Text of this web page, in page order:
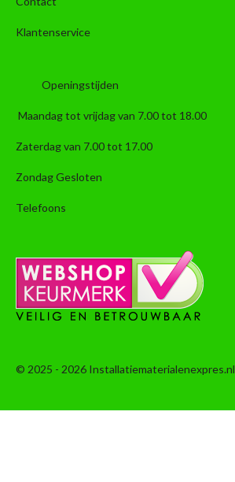
Klantenservice
Openingstijden
Maandag tot vrijdag van 7.00 tot 18.00
Zaterdag van 7.00 tot 17.00
Zondag Gesloten
Telefoons
© 2025 - 2026 Installatiematerialenexpres.nl